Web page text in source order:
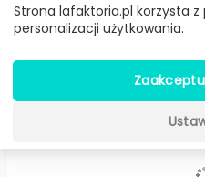
Strona lafaktoria.pl korzysta
personalizacji użytkowania.